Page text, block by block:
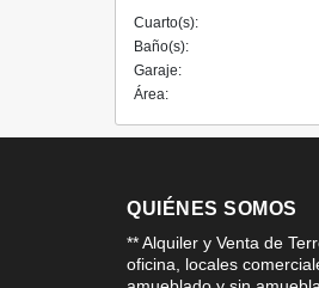
Cuarto(s):
Baño(s):
Garaje:
Área:
QUIÉNES SOMOS
** Alquiler y Venta de
oficina, locales